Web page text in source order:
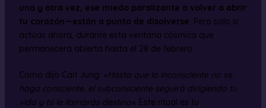
una y otra vez, ese miedo paralizante a volver a abrir
tu corazón—están a punto de disolverse. Pero solo si
actúas ahora, durante esta ventana cósmica que
permanecerá abierta hasta el 28 de febrero.
Como dijo Carl Jung: «Hasta que lo inconsciente no se
haga consciente, el subconsciente seguirá dirigiendo tu
vida y tú le llamarás destino». Este ritual es tu